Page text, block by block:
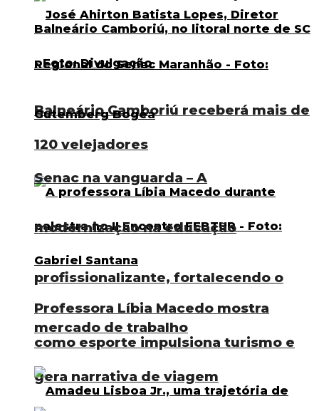
Balneário Camboriú receberá mais de
120 velejadores
Professora Líbia Macedo mostra
como esporte impulsiona turismo e
gera narrativa de viagem
Senac na vanguarda – A
modernização na educação
profissionalizante, fortalecendo o
mercado de trabalho